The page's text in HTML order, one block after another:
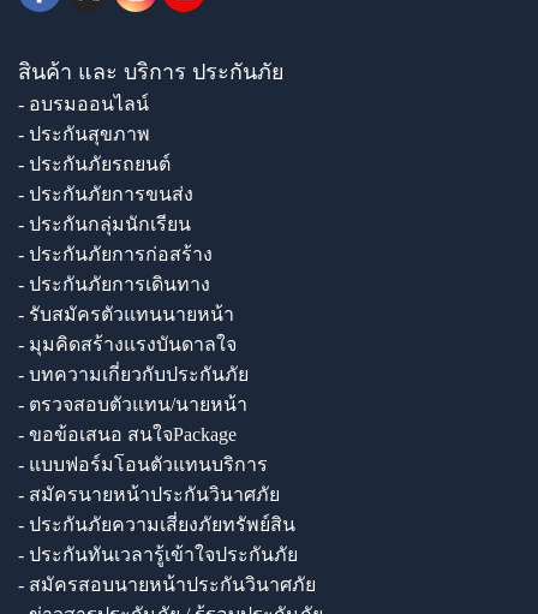
สินค้า และ บริการ ประกันภัย
- อบรมออนไลน์
- ประกันสุขภาพ
- ประกันภัยรถยนต์
- ประกันภัยการขนส่ง
- ประกันกลุ่มนักเรียน
- ประกันภัยการก่อสร้าง
- ประกันภัยการเดินทาง
- รับสมัครตัวแทนนายหน้า
- มุมคิดสร้างแรงบันดาลใจ
- บทความเกี่ยวกับประกันภัย
- ตรวจสอบตัวแทน/นายหน้า
- ขอข้อเสนอ สนใจPackage
- แบบฟอร์มโอนตัวแทนบริการ
- สมัครนายหน้าประกันวินาศภัย
- ประกันภัยความเสี่ยงภัยทรัพย์สิน
- ประกันทันเวลารู้เข้าใจประกันภัย
- สมัครสอบนายหน้าประกันวินาศภัย